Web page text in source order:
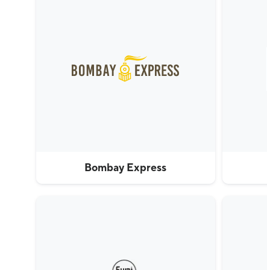
Bombay Express